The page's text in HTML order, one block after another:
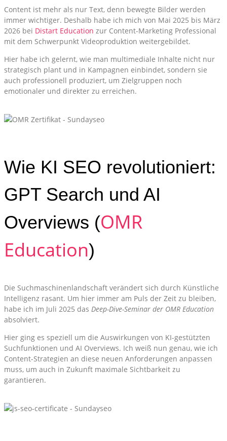
Content ist mehr als nur Text, denn bewegte Bilder werden
immer wichtiger. Deshalb habe ich mich von Mai 2025 bis März
2026 bei Distart Education zur Content-Marketing Professional
mit dem Schwerpunkt Videoproduktion weitergebildet.
Hier habe ich gelernt, wie man multimediale Inhalte nicht nur
strategisch plant und in Kampagnen einbindet, sondern sie
auch professionell produziert, um Zielgruppen noch
emotionaler und direkter zu erreichen.
Wie KI SEO revolutioniert:
GPT Search und AI
Overviews (OMR
Education)
Die Suchmaschinenlandschaft verändert sich durch Künstliche
Intelligenz rasant. Um hier immer am Puls der Zeit zu bleiben,
habe ich im Juli 2025 das Deep-Dive-Seminar der OMR Education
absolviert.
Hier ging es speziell um die Auswirkungen von KI-gestützten
Suchfunktionen und AI Overviews. Ich weiß nun genau, wie ich
Content-Strategien an diese neuen Anforderungen anpassen
muss, um auch in Zukunft maximale Sichtbarkeit zu
garantieren.